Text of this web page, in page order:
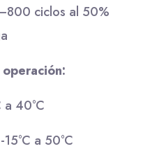
ciclos al 50%
a 40°C
-15°C a 50°C